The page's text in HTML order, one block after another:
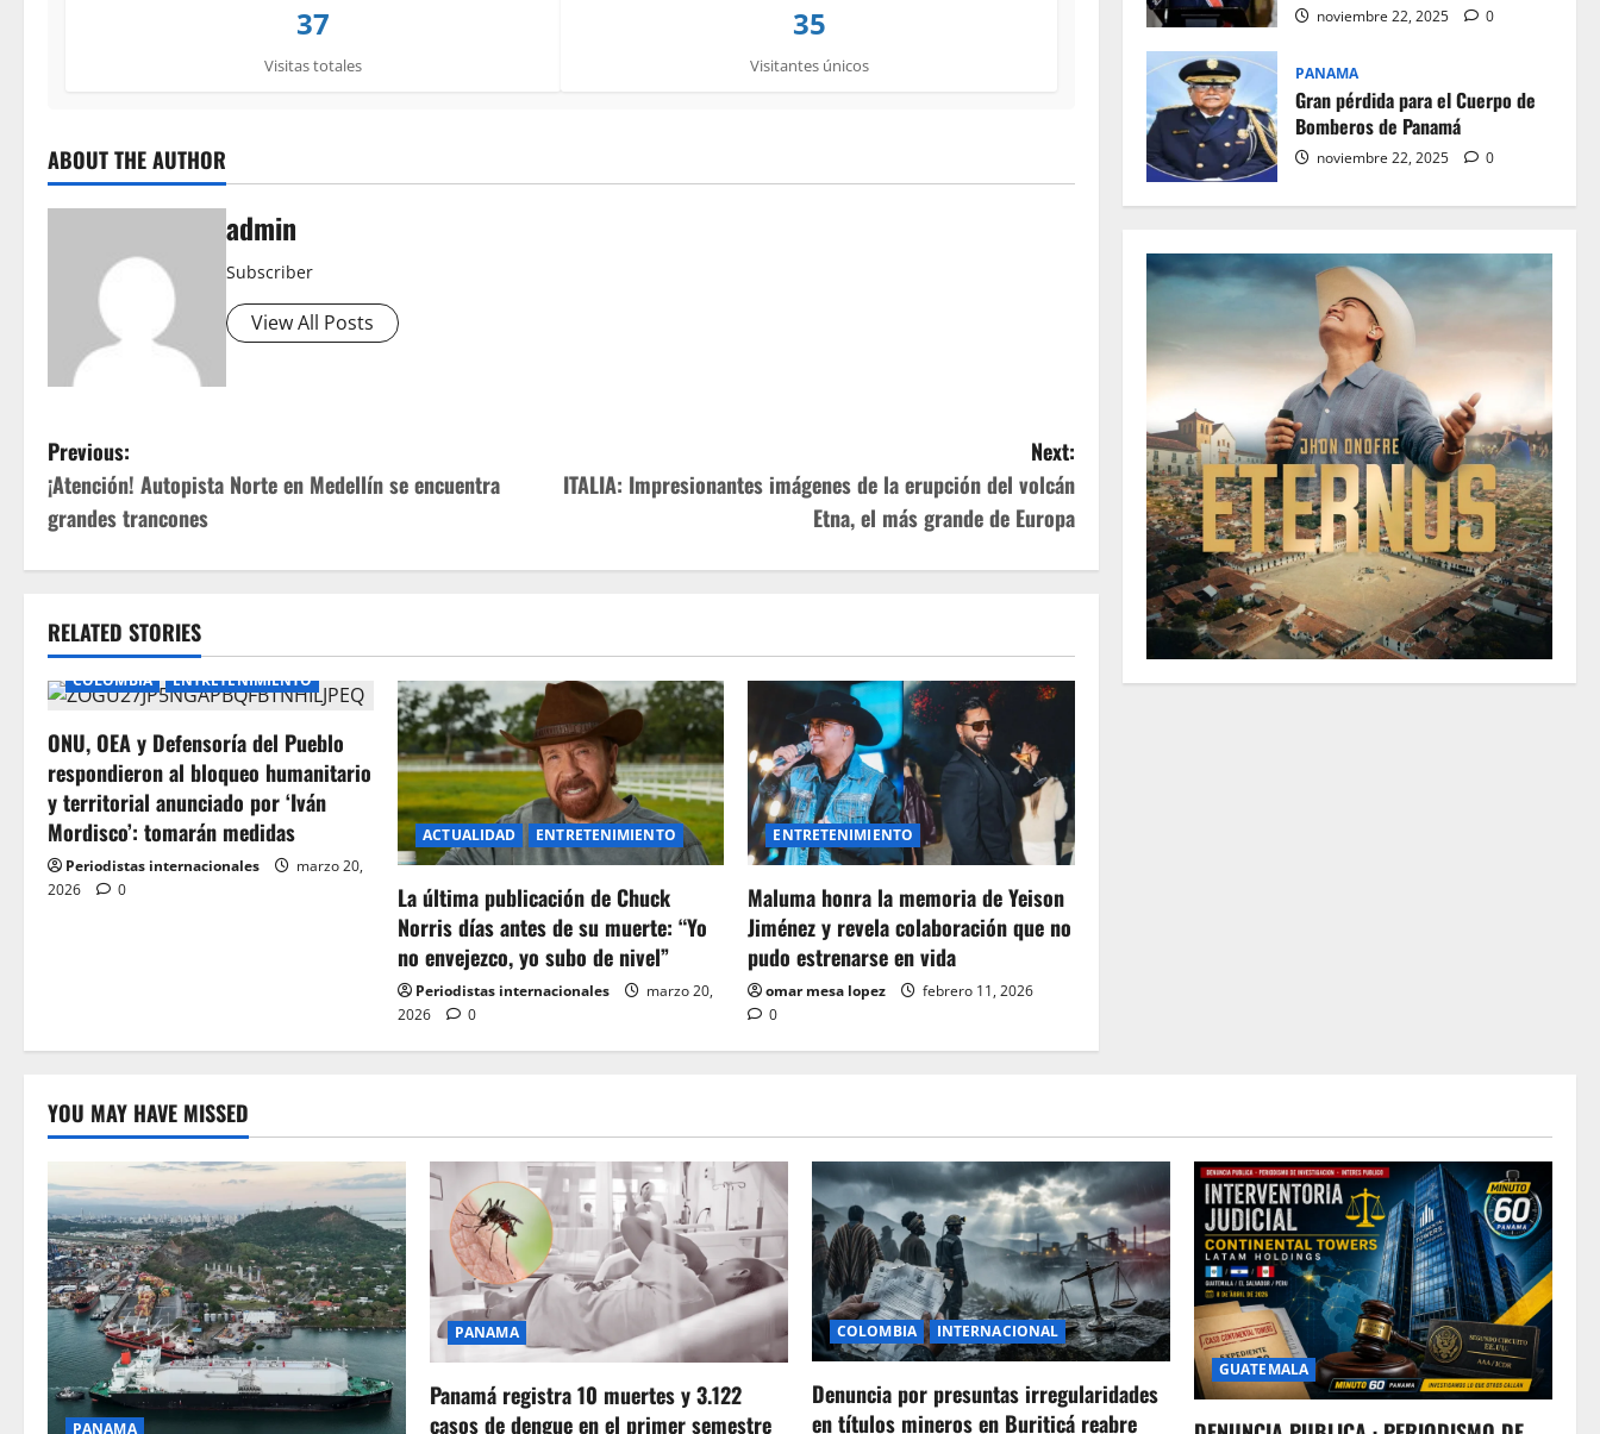
37
Visitas totales
35
Visitantes únicos
ABOUT THE AUTHOR
admin
Subscriber
View All Posts
P
o
s
n
a
v
i
g
a
o
n
Previous:
¡Atención! Autopista Norte en Medellín se encuentra
grandes trancones
Next:
ITALIA: Impresionantes imágenes de la erupción del volcán
Etna, el más grande de Europa
RELATED STORIES
COLOMBIA ENTRETENIMIENTO
ONU, OEA y Defensoría del Pueblo
respondieron al bloqueo humanitario
y territorial anunciado por ‘Iván
Mordisco’: tomarán medidas
Periodistas internacionales
marzo 20,
2026
0
ACTUALIDAD ENTRETENIMIENTO
La última publicación de Chuck
Norris días antes de su muerte: “Yo
no envejezco, yo subo de nivel”
Periodistas internacionales
marzo 20,
2026
0
ENTRETENIMIENTO
Maluma honra la memoria de Yeison
Jiménez y revela colaboración que no
pudo estrenarse en vida
omar mesa lopez
febrero 11, 2026
0
noviembre 22, 2025 0
PANAMA
Gran pérdida para el Cuerpo de
Bomberos de Panamá
noviembre 22, 2025 0
YOU MAY HAVE MISSED
PANAMA
PANAMA
Panamá registra 10 muertes y 3.122
casos de dengue en el primer semestre
COLOMBIA INTERNACIONAL
Denuncia por presuntas irregularidades
en títulos mineros en Buriticá reabre
GUATEMALA